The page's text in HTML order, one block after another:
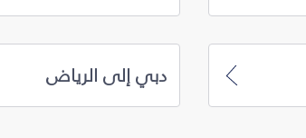
دبي إلى الرياض